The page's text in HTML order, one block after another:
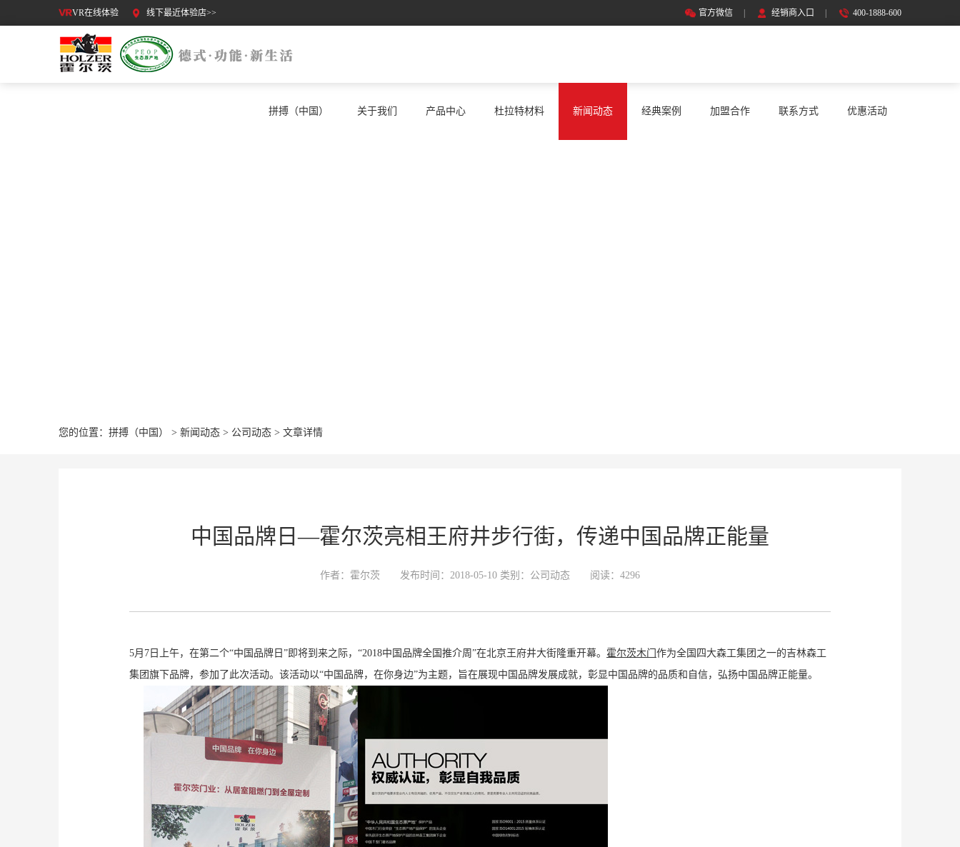
VR在线体验 线下最近体验店>> 官方微信 经销商入口 400-1888-600
拼搏（中国） 关于我们 产品中心 杜拉特材料 新闻动态 经典案例 加盟合作 联系方式 优惠活动
您的位置： 拼搏（中国） > 新闻动态 > 公司动态 > 文章详情
中国品牌日—霍尔茨亮相王府井步行街，传递中国品牌正能量
作者：霍尔茨 发布时间：2018-05-10 类别：公司动态 阅读： 4296
5月7日上午，在第二个“中国品牌日”即将到来之际，“2018中国品牌全国推介周”在北京王府井大街隆重开幕。 霍尔茨木门 作为全国四大森工集团之一的吉林森工
集团旗下品牌，参加了此次活动。该活动以“中国品牌，在你身边”为主题，旨在展现中国品牌发展成就，彰显中国品牌的品质和自信，弘扬中国品牌正能量。